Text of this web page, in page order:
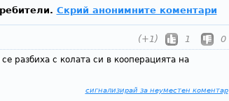
Скрий анонимните коментари
(+1) 1 0
разбиха с колата си в кооперацията на
сигнализирай за неуместен коментар